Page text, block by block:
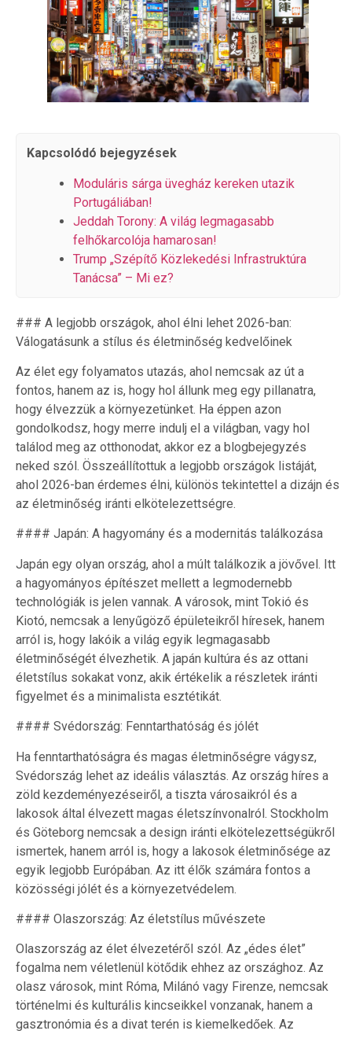
Kapcsolódó bejegyzések
Moduláris sárga üvegház kereken utazik
Portugáliában!
Jeddah Torony: A világ legmagasabb
felhőkarcolója hamarosan!
Trump „Szépítő Közlekedési Infrastruktúra
Tanácsa” – Mi ez?
### A legjobb országok, ahol élni lehet 2026-ban:
Válogatásunk a stílus és életminőség kedvelőinek
Az élet egy folyamatos utazás, ahol nemcsak az út a
fontos, hanem az is, hogy hol állunk meg egy pillanatra,
hogy élvezzük a környezetünket. Ha éppen azon
gondolkodsz, hogy merre indulj el a világban, vagy hol
találod meg az otthonodat, akkor ez a blogbejegyzés
neked szól. Összeállítottuk a legjobb országok listáját,
ahol 2026-ban érdemes élni, különös tekintettel a dizájn és
az életminőség iránti elkötelezettségre.
#### Japán: A hagyomány és a modernitás találkozása
Japán egy olyan ország, ahol a múlt találkozik a jövővel. Itt
a hagyományos építészet mellett a legmodernebb
technológiák is jelen vannak. A városok, mint Tokió és
Kiotó, nemcsak a lenyűgöző épületeikről híresek, hanem
arról is, hogy lakóik a világ egyik legmagasabb
életminőségét élvezhetik. A japán kultúra és az ottani
életstílus sokakat vonz, akik értékelik a részletek iránti
figyelmet és a minimalista esztétikát.
#### Svédország: Fenntarthatóság és jólét
Ha fenntarthatóságra és magas életminőségre vágysz,
Svédország lehet az ideális választás. Az ország híres a
zöld kezdeményezéseiről, a tiszta városaikról és a
lakosok által élvezett magas életszínvonalról. Stockholm
és Göteborg nemcsak a design iránti elkötelezettségükről
ismertek, hanem arról is, hogy a lakosok életminősége az
egyik legjobb Európában. Az itt élők számára fontos a
közösségi jólét és a környezetvédelem.
#### Olaszország: Az életstílus művészete
Olaszország az élet élvezetéről szól. Az „édes élet”
fogalma nem véletlenül kötődik ehhez az országhoz. Az
olasz városok, mint Róma, Milánó vagy Firenze, nemcsak
történelmi és kulturális kincseikkel vonzanak, hanem a
gasztronómia és a divat terén is kiemelkedőek. Az